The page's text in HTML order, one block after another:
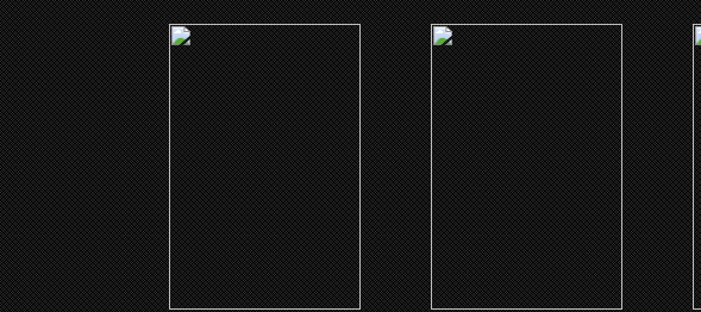
(2010)
Mooz-Lum
CLICK ME
(2009)
Life Is Hot in Cracktown
CLICK ME